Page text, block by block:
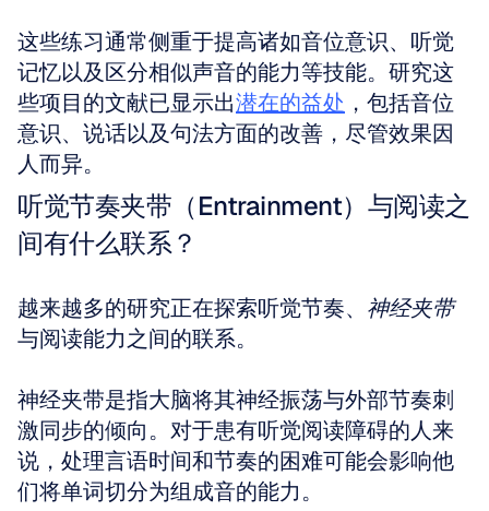
这些练习通常侧重于提高诸如音位意识、听觉
记忆以及区分相似声音的能力等技能。研究这
些项目的文献已显示出潜在的益处 ，包括音位
意识、说话以及句法方面的改善，尽管效果因
人而异。
听觉节奏夹带（Entrainment）与阅读之
间有什么联系？
越来越多的研究正在探索听觉节奏、 神经夹带
与阅读能力之间的联系。
神经夹带是指大脑将其神经振荡与外部节奏刺
激同步的倾向。对于患有听觉阅读障碍的人来
说，处理言语时间和节奏的困难可能会影响他
们将单词切分为组成音的能力。